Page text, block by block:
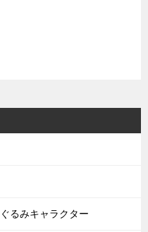
るみキャラクター